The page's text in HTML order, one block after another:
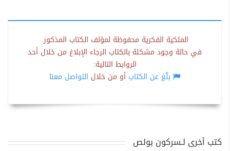
الملكية الفكرية محفوظة لمؤلف الكتاب المذكور.
في حالة وجود مشكلة بالكتاب الرجاء الإبلاغ من خلال أحد
الروابط التالية:
بلّغ عن الكتاب أو من خلال التواصل معنا
كتب أخرى لـسركون بولص